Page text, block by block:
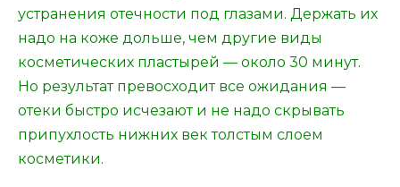
устранения отечности под глазами. Держать их
надо на коже дольше, чем другие виды
косметических пластырей — около 30 минут.
Но результат превосходит все ожидания —
отеки быстро исчезают и не надо скрывать
припухлость нижних век толстым слоем
косметики.